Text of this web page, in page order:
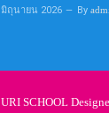
มิถุนายน 2026 By
SCHOOL